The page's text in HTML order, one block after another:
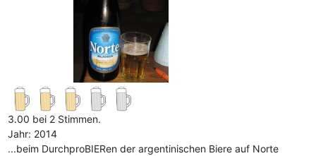
3.00 bei 2 Stimmen.
Jahr: 2014
...beim DurchproBIERen der argentinischen Biere auf Norte